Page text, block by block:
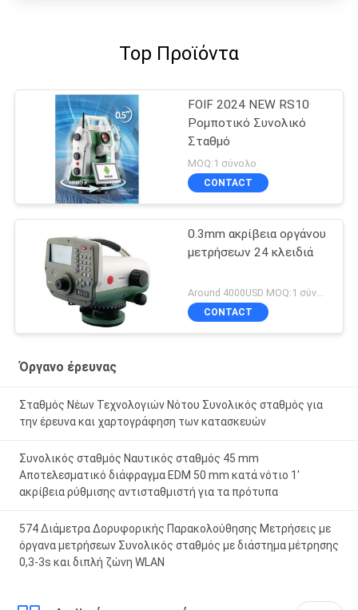
Top Προϊόντα
FOIF 2024 NEW RS10
Ρομποτικό Συνολικό
Σταθμό
MOQ:1 σύνολο
CONTACT
0.3mm ακρίβεια οργάνου
μετρήσεων 24 κλειδιά
Around 4000USD MOQ:1 σύνολο
CONTACT
Όργανο έρευνας
Σταθμός Νέων Τεχνολογιών Νότου Συνολικός σταθμός για
την έρευνα και χαρτογράφηση των κατασκευών
Συνολικός σταθμός Ναυτικός σταθμός 45 mm
Αποτελεσματικό διάφραγμα EDM 50 mm κατά νότιο 1'
ακρίβεια ρύθμισης αντισταθμιστή για τα πρότυπα
574 Διάμετρα Δορυφορικής Παρακολούθησης Μετρήσεις με
όργανα μετρήσεων Συνολικός σταθμός με διάστημα μέτρησης
0,3-3s και διπλή ζώνη WLAN